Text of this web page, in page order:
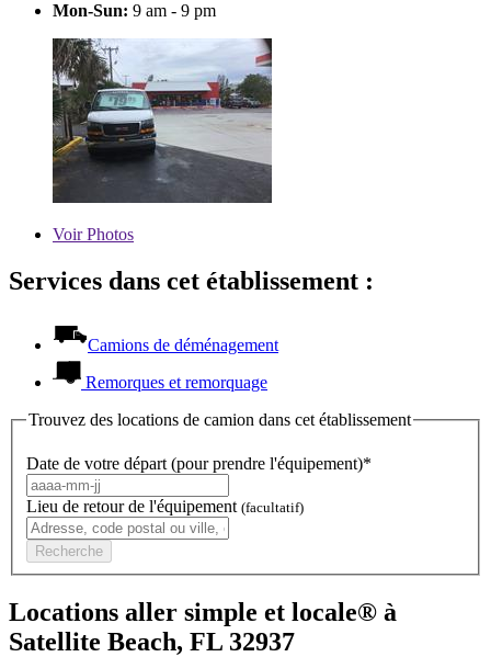
Mon-Sun: 9 am - 9 pm
VoirPhotos
Services dans cet établissement :
Camions de déménagement
Remorques et remorquage
Trouvez des locations de camion dans cet établissement
Date de votre départ (pour prendre l'équipement)*
Lieu de retour de l'équipement (facultatif)
Recherche
Locations aller simple et locale® à
Satellite Beach, FL 32937